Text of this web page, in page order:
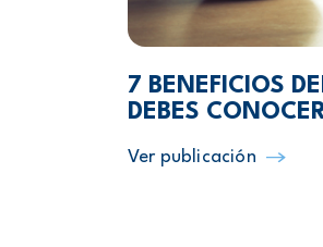
7 BENEFICIOS
DEBES
Ver publicación